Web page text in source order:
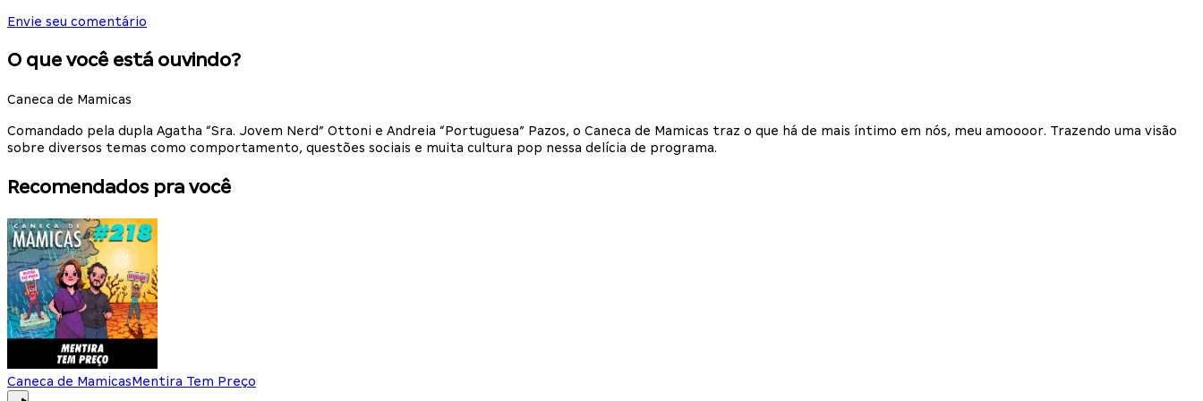
Envie seu comentário
O que você está ouvindo?
Caneca de Mamicas
Comandado pela dupla Agatha “Sra. Jovem Nerd” Ottoni e Andreia “Portuguesa” Pazos, o Caneca de Mamicas traz o que há de mais íntimo em nós, meu amoooor. Trazendo uma visão
sobre diversos temas como comportamento, questões sociais e muita cultura pop nessa delícia de programa.
Recomendados pra você
Caneca de MamicasMentira Tem Preço